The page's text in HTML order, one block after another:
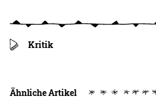
Kritik
Ähnliche Artikel